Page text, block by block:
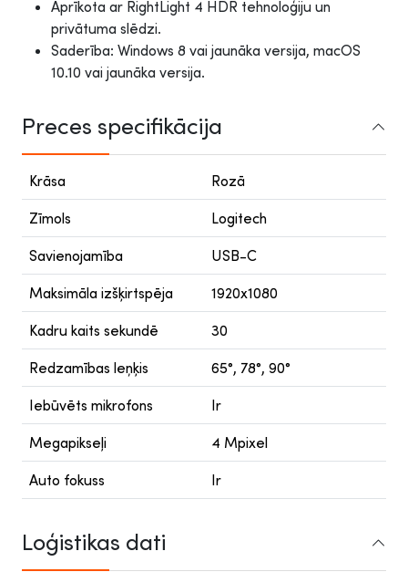
Aprīkota ar RightLight 4 HDR tehnoloģiju un
privātuma slēdzi.
Saderība: Windows 8 vai jaunāka versija, macOS
10.10 vai jaunāka versija.
Preces specifikācija
Krāsa Rozā
Zīmols Logitech
Savienojamība USB-C
Maksimāla izšķirtspēja 1920x1080
Kadru kaits sekundē 30
Redzamības leņķis 65°, 78°, 90°
Iebūvēts mikrofons Ir
Megapikseļi 4 Mpixel
Auto fokuss Ir
Loģistikas dati